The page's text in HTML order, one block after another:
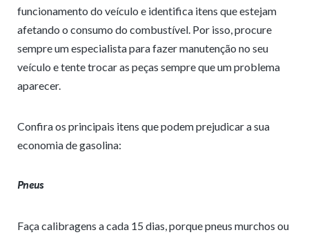
funcionamento do veículo e identifica itens que estejam
afetando o consumo do combustível. Por isso, procure
sempre um especialista para fazer manutenção no seu
veículo e tente trocar as peças sempre que um problema
aparecer.
Confira os principais itens que podem prejudicar a sua
economia de gasolina:
Pneus
Faça calibragens a cada 15 dias, porque pneus murchos ou